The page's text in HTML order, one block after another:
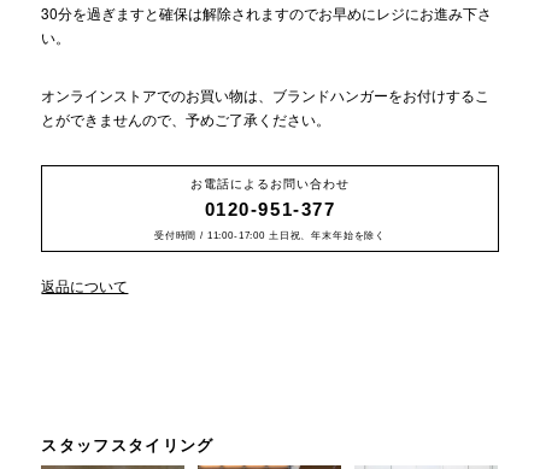
30分を過ぎますと確保は解除されますのでお早めにレジにお進み下さ
い。
オンラインストアでのお買い物は、ブランドハンガーをお付けするこ
とができませんので、予めご了承ください。
お電話によるお問い合わせ
0120-951-377
受付時間 / 11:00-17:00 土日祝、年末年始を除く
返品について
スタッフスタイリング